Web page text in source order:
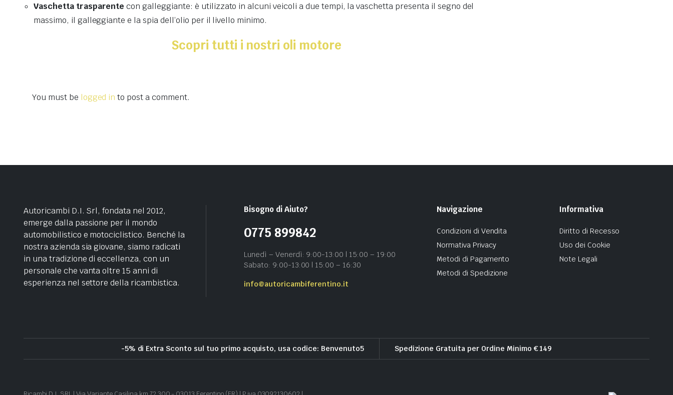
Vaschetta trasparente con galleggiante: è utilizzato in alcuni veicoli a due tempi, la vaschetta presenta il segno del
massimo, il galleggiante e la spia dell’olio per il livello minimo.
Scopri tutti i nostri oli motore
You must be logged in to post a comment.
Autoricambi D.I. Srl, fondata nel 2012,
emerge dalla passione per il mondo
automobilistico e motociclistico. Benché la
nostra azienda sia giovane, siamo radicati
in una tradizione di eccellenza, con un
personale che vanta oltre 15 anni di
esperienza nel settore della ricambistica.
Bisogno di Aiuto?
0775 899842
Lunedì – Venerdì: 9:00-13:00 | 15:00 – 19:00
Sabato: 9:00-13:00 | 15:00 – 16:30
info@autoricambiferentino.it
Navigazione
Condizioni di Vendita
Normativa Privacy
Metodi di Pagamento
Metodi di Spedizione
Informativa
Diritto di Recesso
Uso dei Cookie
Note Legali
-5% di Extra Sconto sul tuo primo acquisto, usa codice: Benvenuto5 Spedizione Gratuita per Ordine Minimo € 149